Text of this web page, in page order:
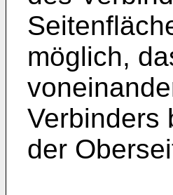
möglich,
Verbinders
der